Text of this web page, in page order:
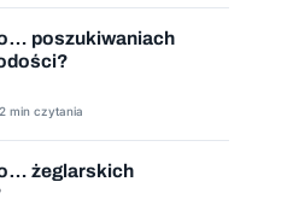
poszukiwaniach
2 min czytania
żeglarskich